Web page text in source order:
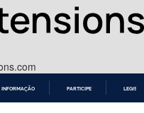
INFORMAÇÃO PARTICIPE